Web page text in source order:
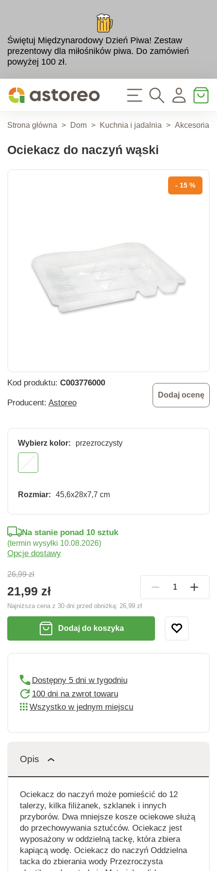
Świętuj Międzynarodowy Dzień Piwa! Zestaw
prezentowy dla miłośników piwa. Do zamówień
powyżej 100 zł.
Strona główna > Dom > Kuchnia i jadalnia > Akcesoria
Ociekacz do naczyń wąski
- 15 %
Kod produktu: C003776000
Producent: Astoreo
Dodaj ocenę
Wybierz kolor: przezroczysty
Rozmiar: 45,6x28x7,7 cm
26,99 zł
21,99 zł
Najniższa cena z 30 dni przed obniżką: 26,99 zł
Na stanie ponad 10 sztuk
(termin wysyłki 10.08.2026)
Opcje dostawy
Dodaj do koszyka
Dostępny 5 dni w tygodniu
100 dni na zwrot towaru
Wszystko w jednym miejscu
Opis
Ociekacz do naczyń może pomieścić do 12
talerzy, kilka filiżanek, szklanek i innych
przyborów. Dwa mniejsze kosze ociekowe służą
do przechowywania sztućców. Ociekacz jest
wyposażony w oddzielną tackę, która zbiera
kapiącą wodę. Ociekacz do naczyń Oddzielna
tacka do zbierania wody Przezroczysta